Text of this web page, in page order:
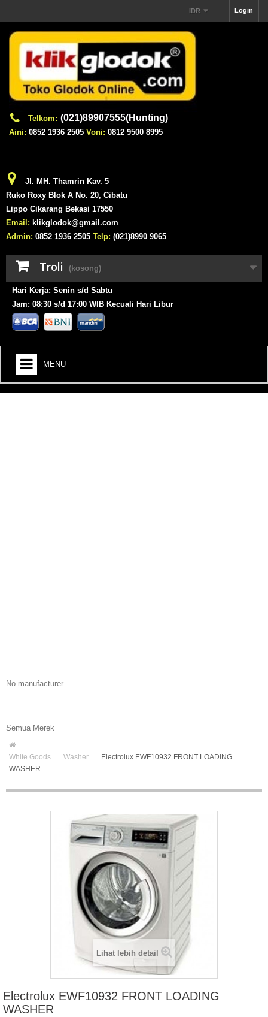
Login
IDR
Telkom: (021)89907555(Hunting)
Aini: 0852 1936 2505 Voni: 0812 9500 8995
Jl. MH. Thamrin Kav. 5
Ruko Roxy Blok A No. 20, Cibatu
Lippo Cikarang Bekasi 17550
Email: klikglodok@gmail.com
Admin: 0852 1936 2505 Telp: (021)8990 9065
Troli (kosong)
Hari Kerja: Senin s/d Sabtu
Jam: 08:30 s/d 17:00 WIB Kecuali Hari Libur
MENU
No manufacturer
Semua Merek
White Goods Washer
Electrolux EWF10932 FRONT LOADING
WASHER
Lihat lebih detail
Electrolux EWF10932 FRONT LOADING
WASHER